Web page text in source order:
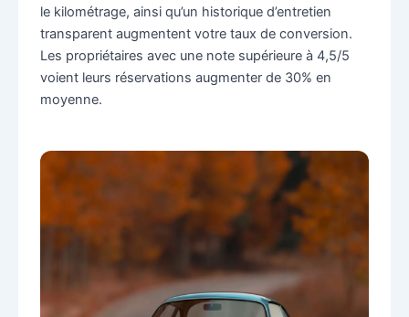
le kilométrage, ainsi qu’un historique d’entretien
transparent augmentent votre taux de conversion.
Les propriétaires avec une note supérieure à 4,5/5
voient leurs réservations augmenter de 30% en
moyenne.